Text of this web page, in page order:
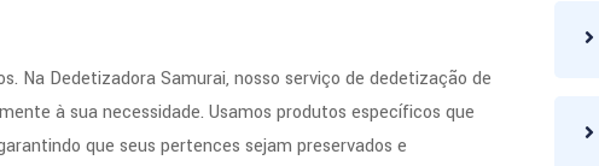
Na Dedetizadora Samurai, nosso serviço de dedetização de
à sua necessidade. Usamos produtos específicos que
que seus pertences sejam preservados e